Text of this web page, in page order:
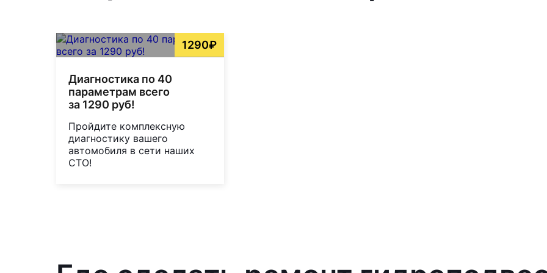
1290₽
Диагностика по 40
параметрам всего
за 1290 руб!
Пройдите комплексную
диагностику вашего
автомобиля в сети наших
СТО!